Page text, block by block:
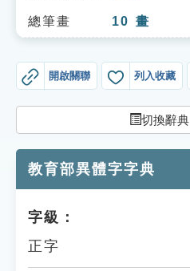
單字索引
遊戲專區
教學應用
貓頭鷹博士
總筆畫 10 畫
開啟關聯 列入收藏
切換辭典
教育部異體字字典
字級：
正字